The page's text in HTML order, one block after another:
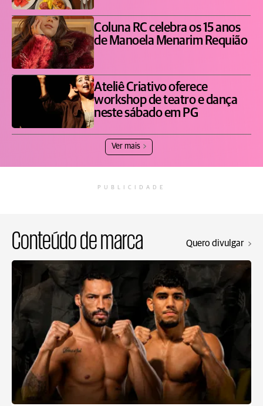
Coluna RC celebra os 15 anos
de Manoela Menarim Requião
Ateliê Criativo oferece
workshop de teatro e dança
neste sábado em PG
Ver mais
PUBLICIDADE
Conteúdo de marca Quero divulgar